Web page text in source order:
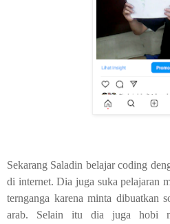
Sekarang Saladin belajar coding
di internet. Dia juga suka pelajaran
ternganga karena minta dibuatkan
arab. Selain itu dia juga hobi